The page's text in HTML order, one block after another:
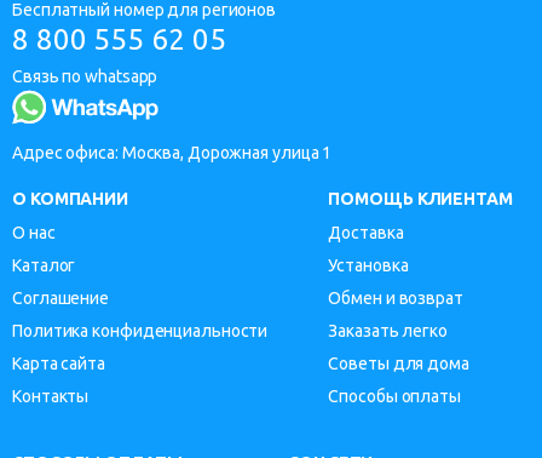
Бесплатный номер для регионов
8 800 555 62 05
Связь по whatsapp
Адрес офиса: Москва, Дорожная улица 1
О КОМПАНИИ
О нас
Каталог
Соглашение
Политика конфиденциальности
Карта сайта
Контакты
ПОМОЩЬ КЛИЕНТАМ
Доставка
Установка
Обмен и возврат
Заказать легко
Советы для дома
Способы оплаты